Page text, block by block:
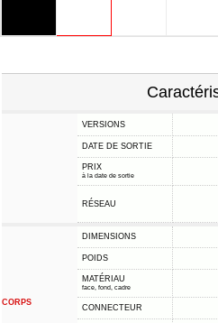
VERSIONS
DATE DE SORTIE
PRIX
à la date de sortie
RÉSEAU
CORPS
DIMENSIONS
POIDS
MATÉRIAU
face, fond, cadre
CONNECTEUR